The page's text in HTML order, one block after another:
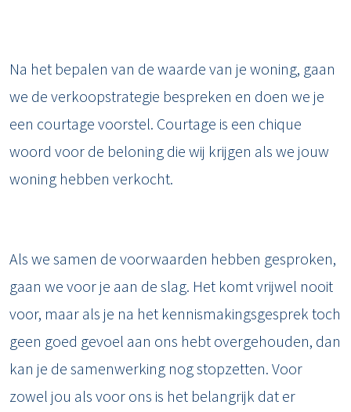
Na het bepalen van de waarde van je woning, gaan
we de verkoopstrategie bespreken en doen we je
een courtage voorstel. Courtage is een chique
woord voor de beloning die wij krijgen als we jouw
woning hebben verkocht.
Als we samen de voorwaarden hebben gesproken,
gaan we voor je aan de slag. Het komt vrijwel nooit
voor, maar als je na het kennismakingsgesprek toch
geen goed gevoel aan ons hebt overgehouden, dan
kan je de samenwerking nog stopzetten. Voor
zowel jou als voor ons is het belangrijk dat er